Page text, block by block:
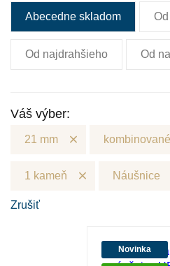
Abecedne skladom
Od najdrahšieho Od
Váš výber:
21 mm
1 kameň Náušnice
Zrušiť
Novinka